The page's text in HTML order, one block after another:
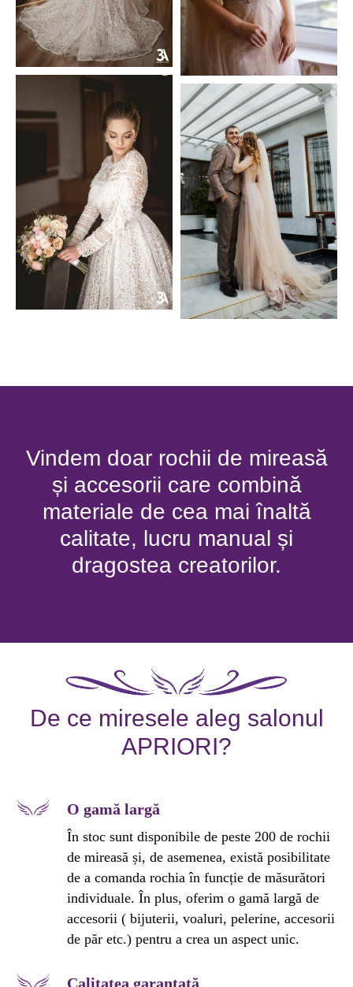
Vindem doar rochii de mireasă
și accesorii care combină
materiale de cea mai înaltă
calitate, lucru manual și
dragostea creatorilor.
De ce miresele aleg salonul
APRIORI?
O gamă largă
În stoc sunt disponibile de peste 200 de rochii
de mireasă și, de asemenea, există posibilitate
de a comanda rochia în funcție de măsurători
individuale. În plus, oferim o gamă largă de
accesorii ( bijuterii, voaluri, pelerine, accesorii
de păr etc.) pentru a crea un aspect unic.
Calitatea garantată